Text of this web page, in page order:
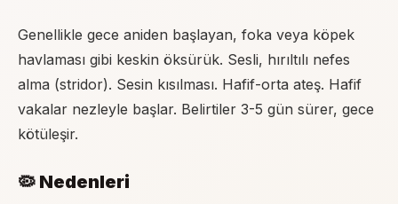
Genellikle gece aniden başlayan, foka veya köpek
havlaması gibi keskin öksürük. Sesli, hırıltılı nefes
alma (stridor). Sesin kısılması. Hafif-orta ateş. Hafif
vakalar nezleyle başlar. Belirtiler 3-5 gün sürer, gece
kötüleşir.
🦠 Nedenleri